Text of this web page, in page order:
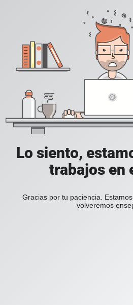
Lo siento,
trabajos en
Gracias por tu paciencia.
volveremos